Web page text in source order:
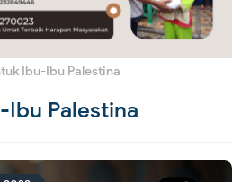
Ibu-Ibu Palestina
Palestina